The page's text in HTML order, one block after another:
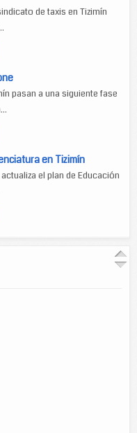
de taxis en Tizimín
pasan a una siguiente fase
en Tizimín
el plan de Educación